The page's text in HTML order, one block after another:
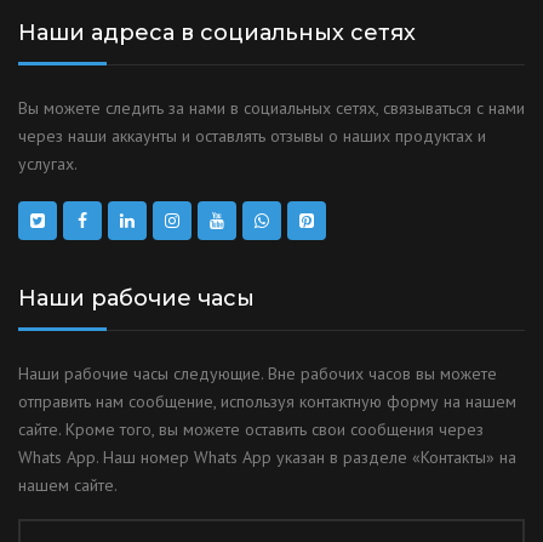
Наши адреса в социальных сетях
Вы можете следить за нами в социальных сетях, связываться с нами
через наши аккаунты и оставлять отзывы о наших продуктах и
услугах.
Наши рабочие часы
Наши рабочие часы следующие. Вне рабочих часов вы можете
отправить нам сообщение, используя контактную форму на нашем
сайте. Кроме того, вы можете оставить свои сообщения через
Whats App. Наш номер Whats App указан в разделе «Контакты» на
нашем сайте.